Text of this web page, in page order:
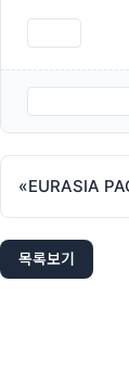
«EURASIA
목록보기